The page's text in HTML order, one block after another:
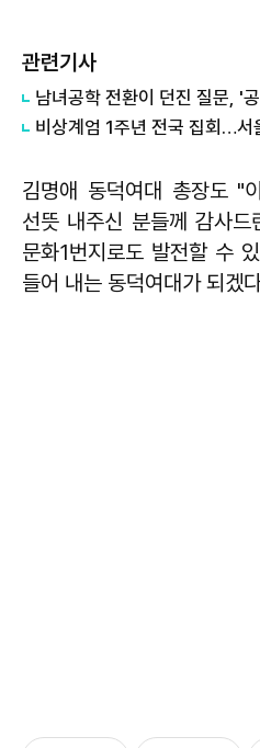
관련기사
남녀공학 전환이 던진 질문, '
비상계엄 1주년 전국 집회…서
김명애 동덕여대 총장도 "
선뜻 내주신 분들께 감사
문화1번지로도 발전할 수
들어 내는 동덕여대가 되겠